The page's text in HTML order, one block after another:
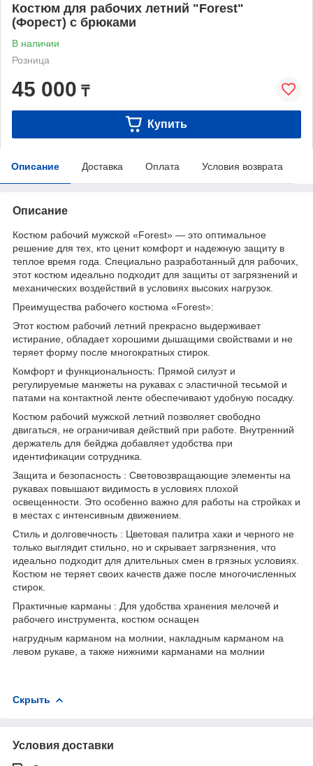
Костюм для рабочих летний "Forest"
(Форест) с брюками
В наличии
Розница
45 000 ₸
Купить
Описание Доставка Оплата Условия возврата
Описание
Костюм рабочий мужской «Forest» — это оптимальное
решение для тех, кто ценит комфорт и надежную защиту в
теплое время года. Специально разработанный для рабочих,
этот костюм идеально подходит для защиты от загрязнений и
механических воздействий в условиях высоких нагрузок.
Преимущества рабочего костюма «Forest»:
Этот костюм рабочий летний прекрасно выдерживает
истирание, обладает хорошими дышащими свойствами и не
теряет форму после многократных стирок.
Комфорт и функциональность: Прямой силуэт и
регулируемые манжеты на рукавах с эластичной тесьмой и
патами на контактной ленте обеспечивают удобную посадку.
Костюм рабочий мужской летний позволяет свободно
двигаться, не ограничивая действий при работе. Внутренний
держатель для бейджа добавляет удобства при
идентификации сотрудника.
Защита и безопасность : Световозвращающие элементы на
рукавах повышают видимость в условиях плохой
освещенности. Это особенно важно для работы на стройках и
в местах с интенсивным движением.
Стиль и долговечность : Цветовая палитра хаки и черного не
только выглядит стильно, но и скрывает загрязнения, что
идеально подходит для длительных смен в грязных условиях.
Костюм не теряет своих качеств даже после многочисленных
стирок.
Практичные карманы : Для удобства хранения мелочей и
рабочего инструмента, костюм оснащен
нагрудным карманом на молнии, накладным карманом на
левом рукаве, а также нижними карманами на молнии
Скрыть
Условия доставки